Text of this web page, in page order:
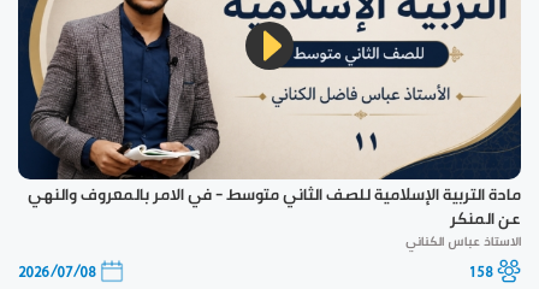
مادة التربية الإسلامية للصف الثاني متوسط - في الامر بالمعروف والنهي
عن المنكر
الاستاذ عباس الكناني
158
2026/07/08